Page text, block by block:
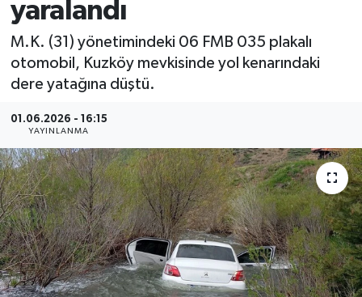
yaralandı
M.K. (31) yönetimindeki 06 FMB 035 plakalı
otomobil, Kuzköy mevkisinde yol kenarındaki
dere yatağına düştü.
01.06.2026 - 16:15
YAYINLANMA
MAGAZİN
ÖZEL HABER
RESMİ İLANLAR
SAĞLIK
SİYASET
SOSYAL YARDIMLAR
SPONSORLU YAZI